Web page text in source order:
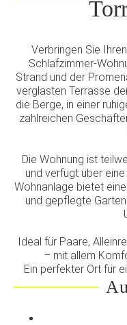
Verbringen Sie
Schlafzimmer-
Strand und der
verglasten Terrasse
die Berge, in einer
zahlreichen
Die Wohnung ist
und verfügt über
Wohnanlage bietet
und gepflegte
Ideal für Paare,
– mit allem
Ein perfekter Ort für